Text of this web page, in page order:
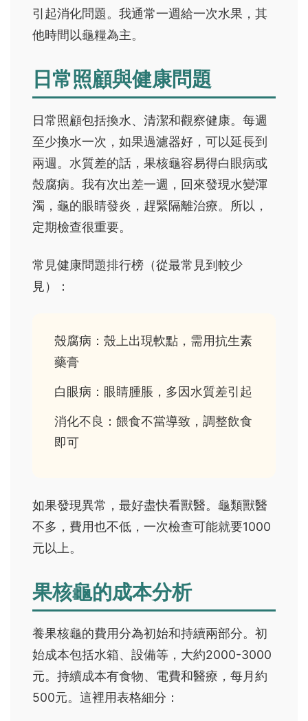
引起消化問題。我通常一週給一次水果，其
他時間以龜糧為主。
日常照顧與健康問題
日常照顧包括換水、清潔和觀察健康。每週
至少換水一次，如果過濾器好，可以延長到
兩週。水質差的話，果核龜容易得白眼病或
殼腐病。我有次出差一週，回來發現水變渾
濁，龜的眼睛發炎，趕緊隔離治療。所以，
定期檢查很重要。
常見健康問題排行榜（從最常見到較少
見）：
殼腐病：殼上出現軟點，需用抗生素
藥膏
白眼病：眼睛腫脹，多因水質差引起
消化不良：餵食不當導致，調整飲食
即可
如果發現異常，最好盡快看獸醫。龜類獸醫
不多，費用也不低，一次檢查可能就要1000
元以上。
果核龜的成本分析
養果核龜的費用分為初始和持續兩部分。初
始成本包括水箱、設備等，大約2000-3000
元。持續成本有食物、電費和醫療，每月約
500元。這裡用表格細分：